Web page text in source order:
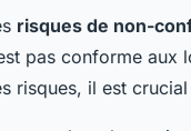
risques de non-
pas conforme
risques, il est